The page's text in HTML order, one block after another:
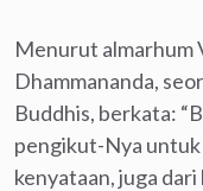
Menurut almarhum
Dhammananda,
Buddhis, berkata:
pengikut-Nya
kenyataan, juga